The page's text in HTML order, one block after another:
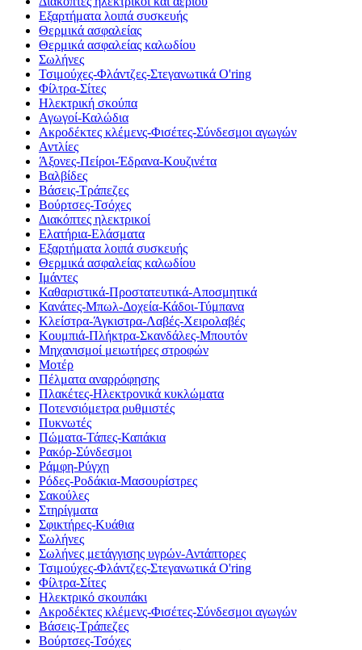
Εξαρτήματα λοιπά συσκευής
Θερμικά ασφαλείας
Θερμικά ασφαλείας καλωδίου
Σωλήνες
Τσιμούχες-Φλάντζες-Στεγανωτικά O'ring
Φίλτρα-Σίτες
Ηλεκτρική σκούπα
Αγωγοί-Καλώδια
Ακροδέκτες κλέμενς-Φισέτες-Σύνδεσμοι αγωγών
Αντλίες
Άξονες-Πείροι-Έδρανα-Κουζινέτα
Βαλβίδες
Βάσεις-Τράπεζες
Βούρτσες-Τσόχες
Διακόπτες ηλεκτρικοί
Ελατήρια-Ελάσματα
Εξαρτήματα λοιπά συσκευής
Θερμικά ασφαλείας καλωδίου
Ιμάντες
Καθαριστικά-Προστατευτικά-Αποσμητικά
Κανάτες-Μπωλ-Δοχεία-Κάδοι-Τύμπανα
Κλείστρα-Άγκιστρα-Λαβές-Χειρολαβές
Κουμπιά-Πλήκτρα-Σκανδάλες-Μπουτόν
Μηχανισμοί μειωτήρες στροφών
Μοτέρ
Πέλματα αναρρόφησης
Πλακέτες-Ηλεκτρονικά κυκλώματα
Ποτενσιόμετρα ρυθμιστές
Πυκνωτές
Πώματα-Τάπες-Καπάκια
Ρακόρ-Σύνδεσμοι
Ράμφη-Ρύγχη
Ρόδες-Ροδάκια-Μασουρίστρες
Σακούλες
Στηρίγματα
Σφικτήρες-Κυάθια
Σωλήνες
Σωλήνες μετάγγισης υγρών-Αντάπτορες
Τσιμούχες-Φλάντζες-Στεγανωτικά O'ring
Φίλτρα-Σίτες
Ηλεκτρικό σκουπάκι
Ακροδέκτες κλέμενς-Φισέτες-Σύνδεσμοι αγωγών
Βάσεις-Τράπεζες
Βούρτσες-Τσόχες